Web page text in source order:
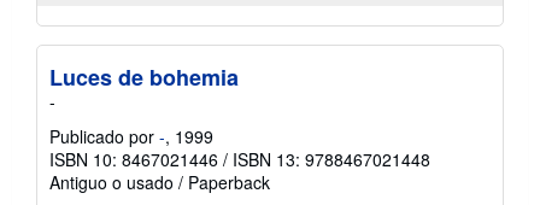
Luces de bohemia
-
Publicado por -, 1999
ISBN 10: 8467021446 / ISBN 13: 9788467021448
Antiguo o usado / Paperback